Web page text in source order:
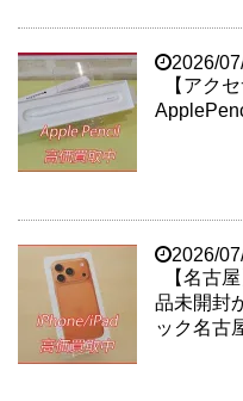
2026/
【アク
2026/
【名古
品未開封
ック名古